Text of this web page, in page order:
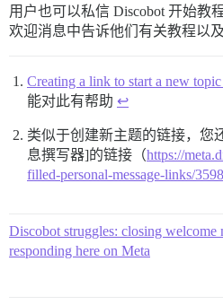
用户也可以私信 Discobot 开始教
欢迎消息中告诉他们有关教程以
Creating a link to start a new
能对此有帮助 ↩︎
类似于创建新主题的链接，您
息撰写器]的链接（https://
filled-personal-message-links/
Discobot struggles: closing welcome
responding here on Meta